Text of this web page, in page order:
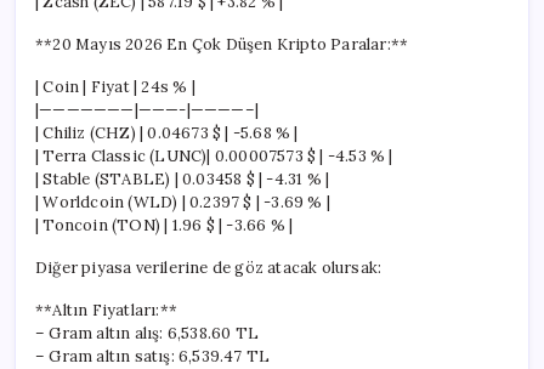
**20 Mayıs 2026 En Çok Düşen Kripto Paralar:**
| Coin | Fiyat | 24s % |
|———————|———-|————–|
| Chiliz (CHZ) | 0.04673 $ | -5.68 % |
| Terra Classic (LUNC)| 0.00007573 $ | -4.53 % |
| Stable (STABLE) | 0.03458 $ | -4.31 % |
| Worldcoin (WLD) | 0.2397 $ | -3.69 % |
| Toncoin (TON) | 1.96 $ | -3.66 % |
Diğer piyasa verilerine de göz atacak olursak:
**Altın Fiyatları:**
– Gram altın alış: 6,538.60 TL
– Gram altın satış: 6,539.47 TL